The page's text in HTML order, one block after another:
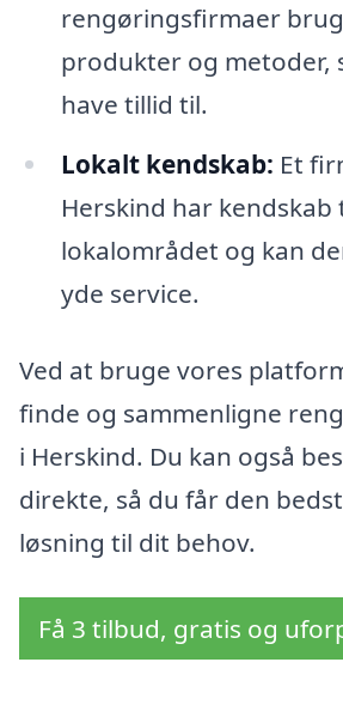
rengøringsfirmaer
produkter og metoder,
have tillid til.
Lokalt kendskab: Et
Herskind har kendskab
lokalområdet og kan
yde service.
Ved at bruge vores
finde og sammenligne
i Herskind. Du kan også
direkte, så du får den
løsning til dit behov.
Få 3 tilbud, gratis og